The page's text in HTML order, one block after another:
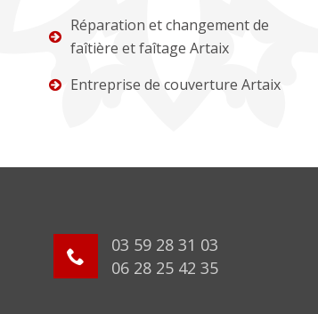
Réparation et changement de
faîtière et faîtage Artaix
Entreprise de couverture Artaix
03 59 28 31 03
06 28 25 42 35